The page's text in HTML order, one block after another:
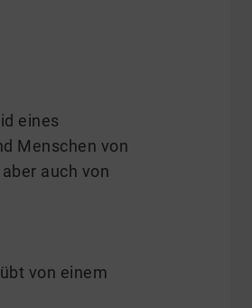
eines
Menschen von
auch von
von einem